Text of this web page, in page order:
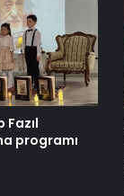
Fazıl
programı